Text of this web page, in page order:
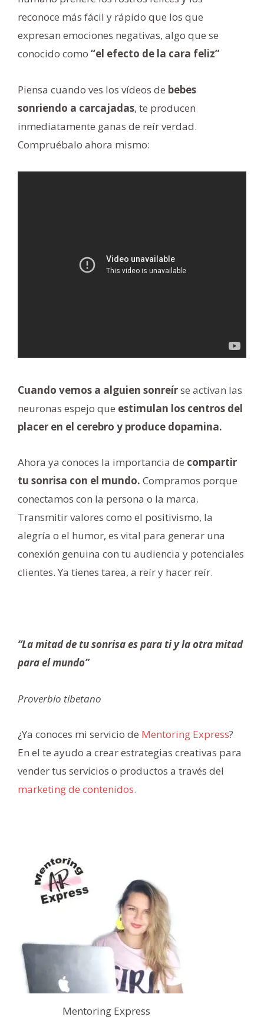
reconoce más fácil y rápido que los que
expresan emociones negativas, algo que se
conocido como “el efecto de la cara feliz”
Piensa cuando ves los vídeos de bebes
sonriendo a carcajadas, te producen
inmediatamente ganas de reír verdad.
Compruébalo ahora mismo:
Cuando vemos a alguien sonreírse activan las
neuronas espejo que estimulan los centros del
placer en el cerebro y produce dopamina.
Ahora ya conoces la importancia de compartir
tu sonrisa con el mundo. Compramos porque
conectamos con la persona o la marca.
Transmitir valores como el positivismo, la
alegría o el humor, es vital para generar una
conexión genuina con tu audiencia y potenciales
clientes. Ya tienes tarea, a reír y hacer reír.
“La mitad de tu sonrisa es para ti y la otra mitad
para el mundo”
Proverbio tibetano
¿Ya conoces mi servicio de Mentoring Express?
En el te ayudo a crear estrategias creativas para
vender tus servicios o productos a través del
marketing de contenidos.
Mentoring Express